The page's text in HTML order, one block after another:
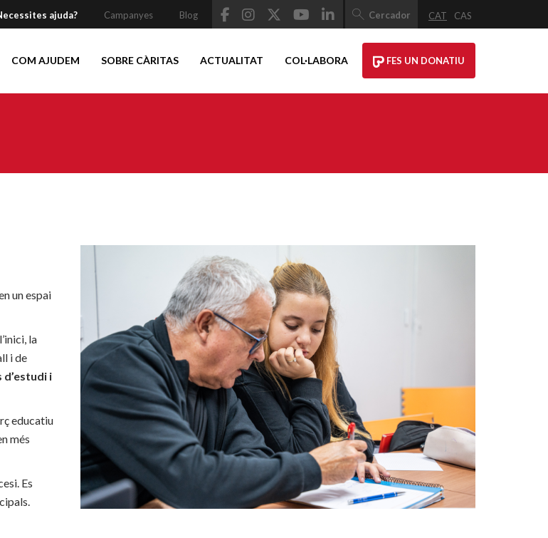
ajuda? Campanyes Blog Cercador CAT CAS
COM AJUDEM SOBRE CÀRITAS ACTUALITAT COL·LABORA FES UN DONATIU
un espai
la
i de
i
educatiu
més
Es